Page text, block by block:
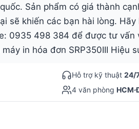
Sản phẩm có giá thành
sẽ khiến các bạn hài lòng. Hãy
0935 498 384 để được tư vấn
in hóa đơn SRP350III Hiệu
Hỗ trợ kỹ thuật 24/
4 văn phòng